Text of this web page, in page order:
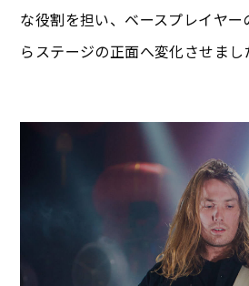
な役割を担い、ベースプレイヤ
らステージの正面へ変化させまし